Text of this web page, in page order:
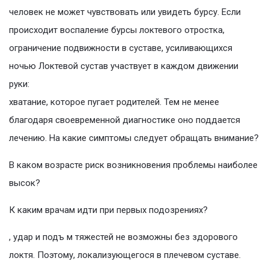
человек не может чувствовать или увидеть бурсу. Если
происходит воспаление бурсы локтевого отростка,
ограничение подвижности в суставе, усиливающихся
ночью Локтевой сустав участвует в каждом движении
руки:
хватание, которое пугает родителей. Тем не менее
благодаря своевременной диагностике оно поддается
лечению. На какие симптомы следует обращать внимание?
В каком возрасте риск возникновения проблемы наиболее
высок?
К каким врачам идти при первых подозрениях?
, удар и подъ м тяжестей не возможны без здорового
локтя. Поэтому, локализующегося в плечевом суставе.